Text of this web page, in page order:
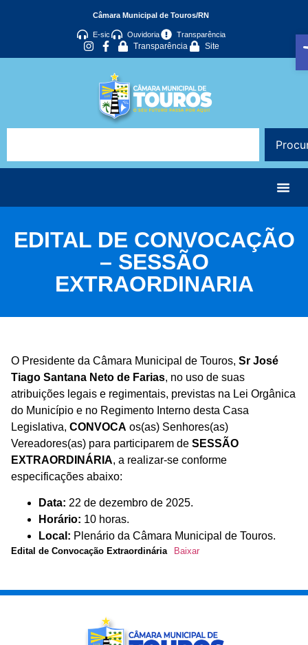
Câmara Municipal de Touros/RN
E-sic Ouvidoria Transparência
Transparência Site
EDITAL DE CONVOCAÇÃO
– SESSÃO
EXTRAORDINARIA
O Presidente da Câmara Municipal de Touros, Sr José
Tiago Santana Neto de Farias, no uso de suas
atribuições legais e regimentais, previstas na Lei Orgânica
do Município e no Regimento Interno desta Casa
Legislativa, CONVOCA os(as) Senhores(as)
Vereadores(as) para participarem de SESSÃO
EXTRAORDINÁRIA, a realizar-se conforme
especificações abaixo:
Data: 22 de dezembro de 2025.
Horário: 10 horas.
Local: Plenário da Câmara Municipal de Touros.
Edital de Convocação Extraordinária Baixar